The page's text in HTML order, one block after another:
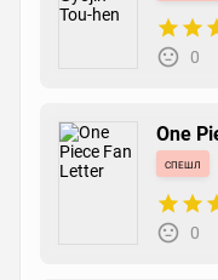
манга
0
Cross
ваншот
0
One
спешл
0